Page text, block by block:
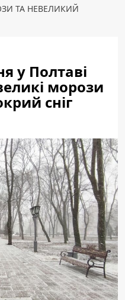
ТА НЕВЕЛИКИЙ
у Полтаві
морози
сніг